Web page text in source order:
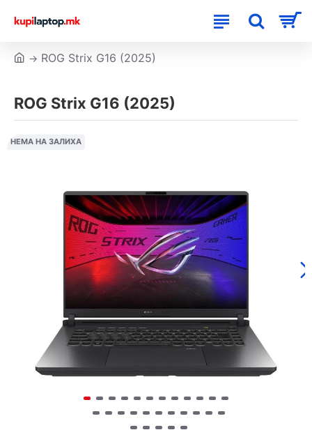
ROG Strix G16 (2025)
ROG Strix G16 (2025)
НЕМА НА ЗАЛИХА